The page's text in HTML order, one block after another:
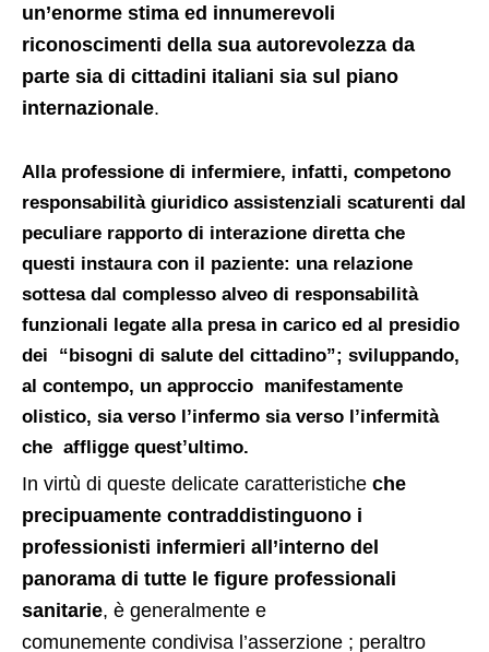
un’enorme stima ed innumerevoli
riconoscimenti della sua autorevolezza da
parte sia di cittadini italiani sia sul piano
internazionale.
Alla professione di infermiere, infatti, competono
responsabilità giuridico assistenziali scaturenti dal
peculiare rapporto di interazione diretta che
questi instaura con il paziente: una relazione
sottesa dal complesso alveo di responsabilità
funzionali legate alla presa in carico ed al presidio
dei “bisogni di salute del cittadino”; sviluppando,
al contempo, un approccio manifestamente
olistico, sia verso l’infermo sia verso l’infermità
che affligge quest’ultimo.
In virtù di queste delicate caratteristiche che
precipuamente contraddistinguono i
professionisti infermieri all’interno del
panorama di tutte le figure professionali
sanitarie, è generalmente e
comunemente condivisa l’asserzione ; peraltro